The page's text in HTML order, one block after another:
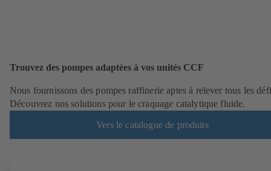
Trouvez des pompes adaptées à vos unités CCF
Nous fournissons des pompes raffinerie aptes à relever tous les
Découvrez nos solutions pour le craquage catalytique fluide.
Vers le catalogue de produits